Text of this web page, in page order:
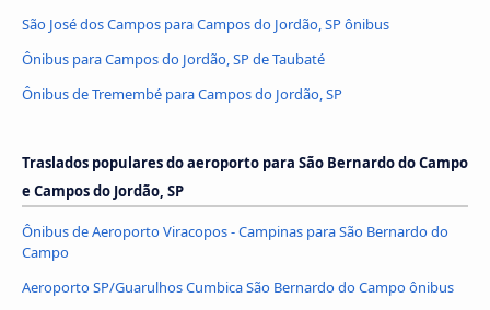
São José dos Campos para Campos do Jordão, SP ônibus
Ônibus para Campos do Jordão, SP de Taubaté
Ônibus de Tremembé para Campos do Jordão, SP
Traslados populares do aeroporto para São Bernardo do Campo
e Campos do Jordão, SP
Ônibus de Aeroporto Viracopos - Campinas para São Bernardo do
Campo
Aeroporto SP/Guarulhos Cumbica São Bernardo do Campo ônibus